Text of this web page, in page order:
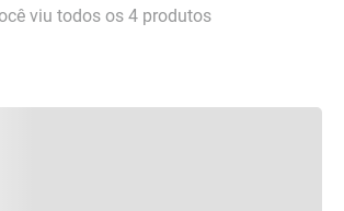
viu todos os 4produtos